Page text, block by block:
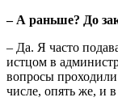
– А раньше? До
– Да. Я часто
истцом в
вопросы
числе, опять же, и